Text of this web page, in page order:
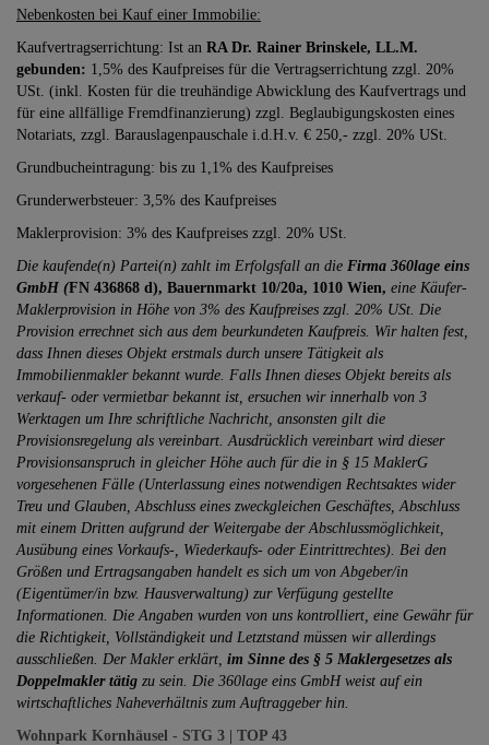
Nebenkosten bei Kauf einer Immobilie:
Kaufvertragserrichtung: Ist an RA Dr. Rainer Brinskele, LL.M.
gebunden: 1,5% des Kaufpreises für die Vertragserrichtung zzgl. 20%
USt. (inkl. Kosten für die treuhändige Abwicklung des Kaufvertrags und
für eine allfällige Fremdfinanzierung) zzgl. Beglaubigungskosten eines
Notariats, zzgl. Barauslagenpauschale i.d.H.v. € 250,- zzgl. 20% USt.
Grundbucheintragung: bis zu 1,1% des Kaufpreises
Grunderwerbsteuer: 3,5% des Kaufpreises
Maklerprovision: 3% des Kaufpreises zzgl. 20% USt.
Die kaufende(n) Partei(n) zahlt im Erfolgsfall an die Firma 360lage eins
GmbH (FN 436868 d), Bauernmarkt 10/20a, 1010 Wien, eine Käufer-
Maklerprovision in Höhe von 3% des Kaufpreises zzgl. 20% USt. Die
Provision errechnet sich aus dem beurkundeten Kaufpreis. Wir halten fest,
dass Ihnen dieses Objekt erstmals durch unsere Tätigkeit als
Immobilienmakler bekannt wurde. Falls Ihnen dieses Objekt bereits als
verkauf- oder vermietbar bekannt ist, ersuchen wir innerhalb von 3
Werktagen um Ihre schriftliche Nachricht, ansonsten gilt die
Provisionsregelung als vereinbart. Ausdrücklich vereinbart wird dieser
Provisionsanspruch in gleicher Höhe auch für die in § 15 MaklerG
vorgesehenen Fälle (Unterlassung eines notwendigen Rechtsaktes wider
Treu und Glauben, Abschluss eines zweckgleichen Geschäftes, Abschluss
mit einem Dritten aufgrund der Weitergabe der Abschlussmöglichkeit,
Ausübung eines Vorkaufs-, Wiederkaufs- oder Eintrittrechtes). Bei den
Größen und Ertragsangaben handelt es sich um von Abgeber/in
(Eigentümer/in bzw. Hausverwaltung) zur Verfügung gestellte
Informationen. Die Angaben wurden von uns kontrolliert, eine Gewähr für
die Richtigkeit, Vollständigkeit und Letztstand müssen wir allerdings
ausschließen. Der Makler erklärt, im Sinne des § 5 Maklergesetzes als
Doppelmakler tätig zu sein. Die 360lage eins GmbH weist auf ein
wirtschaftliches Naheverhältnis zum Auftraggeber hin.
Wohnpark Kornhäusel - STG 3 | TOP 43